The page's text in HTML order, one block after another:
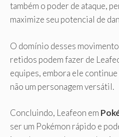
também o poder de ataque,
maximize seu potencial de
O domínio desses
retidos podem fazer de
equipes, embora ele
não um personagem versátil.
Concluindo, Leafeon em
ser um Pokémon rápido e